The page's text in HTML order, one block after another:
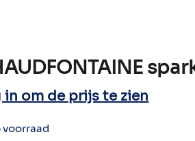
in om de prijs te zien
voorraad